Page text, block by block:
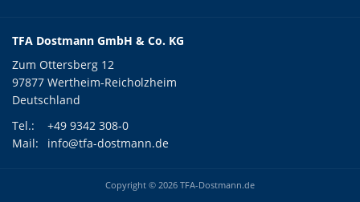
TFA Dostmann GmbH & Co. KG
Zum Ottersberg 12
97877 Wertheim-Reicholzheim
Deutschland
Tel.:
+49 9342 308-0
Mail:
info@tfa-dostmann.de
Copyright © 2026 TFA-Dostmann.de